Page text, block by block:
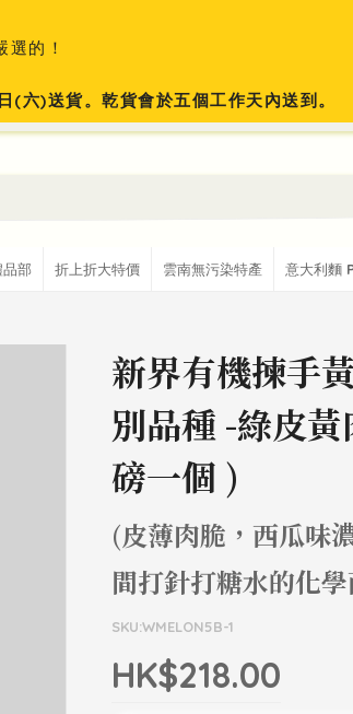
的！
)送貨。乾貨會於五個工作天內送到。
品部 折上折大特價 雲南無污染特產 意大利麵
新界有機揀手
別品種 -綠皮
磅一個 )
(皮薄肉脆，西瓜味
間打針打糖水的化
SKU:WMELON5B-1
HK$218.00